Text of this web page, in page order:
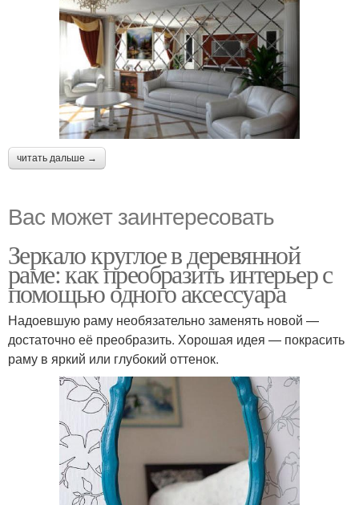
читать дальше →
Вас может заинтересовать
Зеркало круглое в деревянной
раме: как преобразить интерьер с
помощью одного аксессуара
Надоевшую раму необязательно заменять новой —
достаточно её преобразить. Хорошая идея — покрасить
раму в яркий или глубокий оттенок.